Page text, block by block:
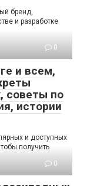
бренд,
и разработке
0
и всем,
советы по
истории
и доступных
получить
0